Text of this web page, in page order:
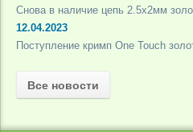
Снова в наличие цепь 2.5х2мм
12.04.2023
Поступление кримп One Touch
Все новости